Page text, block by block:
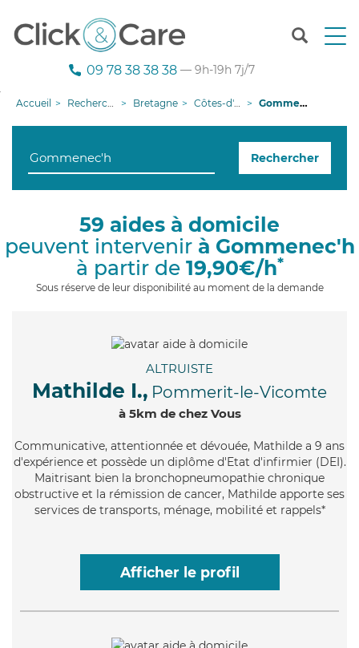
T
n
g
i
09 78 38 38 38 — 9h-19h 7j/7
Accueil Recherche aide à domicile Bretagne Côtes-d'armor Gommenec'h
Rechercher
59 aides à domicile
peuvent intervenir à Gommenec'h
à partir de 19,90€/h*
Sous réserve de leur disponibilité au moment de la demande
ALTRUISTE
Mathilde I., Pommerit-le-Vicomte
à 5km de chez Vous
Communicative, attentionnée et dévouée, Mathilde a 9 ans
d'expérience et possède un diplôme d'Etat d'infirmier (DEI).
Maitrisant bien la bronchopneumopathie chronique
obstructive et la rémission de cancer, Mathilde apporte ses
services de transports, ménage, mobilité et rappels*
Afficher le profil